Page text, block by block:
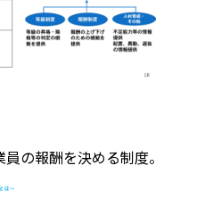
の報酬を決める制度。